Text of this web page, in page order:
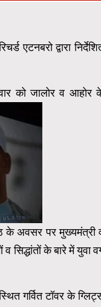
द्वारा
को जालोर व आहोर
के अवसर पर मुख्यमंत्री
सिद्धांतों के बारे में युवा
गर्वित टॉवर के